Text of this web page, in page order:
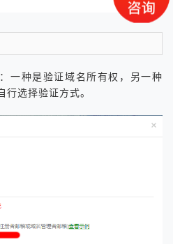
一种是验证域名所有权，另一种
行选择验证方式。